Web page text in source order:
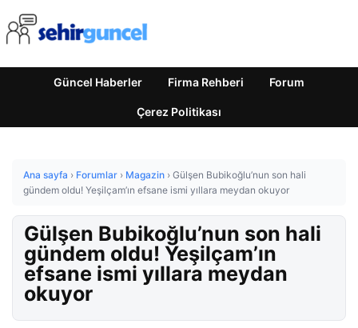
Güncel Haberler Firma Rehberi Forum
Çerez Politikası
Ana sayfa › Forumlar › Magazin › Gülşen Bubikoğlu’nun son hali
gündem oldu! Yeşilçam’ın efsane ismi yıllara meydan okuyor
Gülşen Bubikoğlu’nun son hali
gündem oldu! Yeşilçam’ın
efsane ismi yıllara meydan
okuyor